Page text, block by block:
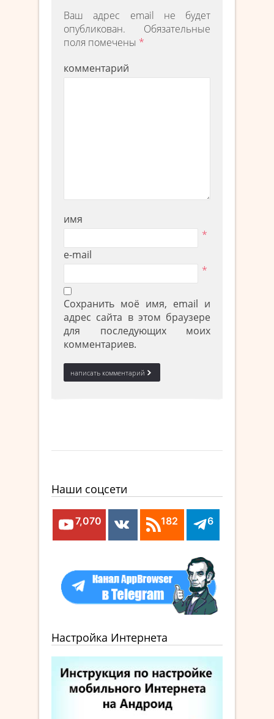
Ваш адрес email не будет
опубликован.
Обязательные
поля помечены *
комментарий
имя
*
e-mail
*
Сохранить моё имя, email и
адрес сайта в этом браузере
для последующих моих
комментариев.
Наши соцсети
7,070 182 6
Настройка Интернета